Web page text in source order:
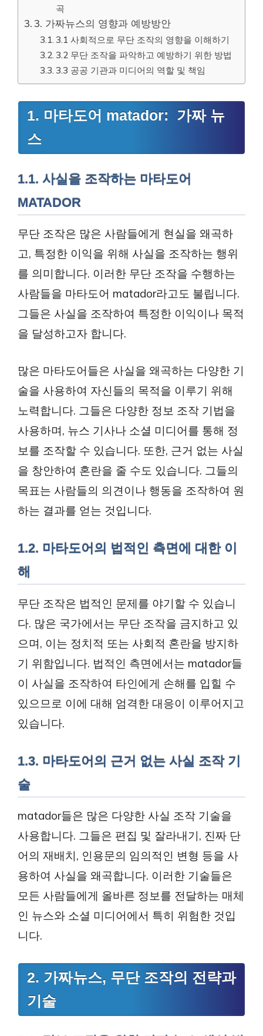
곡
3. 가짜뉴스의 영향과 예방방안
3.1 사회적으로 무단 조작의 영향을 이해하기
3.2 무단 조작을 파악하고 예방하기 위한 방법
3.3 공공 기관과 미디어의 역할 및 책임
1. 마타도어 matador: 가짜 뉴
스
1.1. 사실을 조작하는 마타도어
MATADOR
무단 조작은 많은 사람들에게 현실을 왜곡하
고, 특정한 이익을 위해 사실을 조작하는 행위
를 의미합니다. 이러한 무단 조작을 수행하는
사람들을 마타도어 matador라고도 불립니다.
그들은 사실을 조작하여 특정한 이익이나 목적
을 달성하고자 합니다.
많은 마타도어들은 사실을 왜곡하는 다양한 기
술을 사용하여 자신들의 목적을 이루기 위해
노력합니다. 그들은 다양한 정보 조작 기법을
사용하며, 뉴스 기사나 소셜 미디어를 통해 정
보를 조작할 수 있습니다. 또한, 근거 없는 사실
을 창안하여 혼란을 줄 수도 있습니다. 그들의
목표는 사람들의 의견이나 행동을 조작하여 원
하는 결과를 얻는 것입니다.
1.2. 마타도어의 법적인 측면에 대한 이
해
무단 조작은 법적인 문제를 야기할 수 있습니
다. 많은 국가에서는 무단 조작을 금지하고 있
으며, 이는 정치적 또는 사회적 혼란을 방지하
기 위함입니다. 법적인 측면에서는 matador들
이 사실을 조작하여 타인에게 손해를 입힐 수
있으므로 이에 대해 엄격한 대응이 이루어지고
있습니다.
1.3. 마타도어의 근거 없는 사실 조작 기
술
matador들은 많은 다양한 사실 조작 기술을
사용합니다. 그들은 편집 및 잘라내기, 진짜 단
어의 재배치, 인용문의 임의적인 변형 등을 사
용하여 사실을 왜곡합니다. 이러한 기술들은
모든 사람들에게 올바른 정보를 전달하는 매체
인 뉴스와 소셜 미디어에서 특히 위험한 것입
니다.
2. 가짜뉴스, 무단 조작의 전략과
기술